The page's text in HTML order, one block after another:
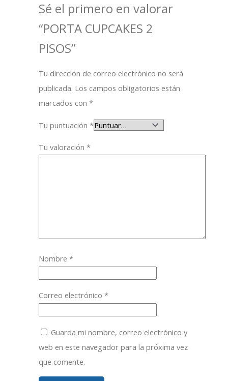
Sé el primero en valorar
“PORTA CUPCAKES 2
PISOS”
Tu dirección de correo electrónico no será
publicada. Los campos obligatorios están
marcados con*
Tu puntuación*
Tu valoración*
Nombre*
Correo electrónico*
Guarda mi nombre, correo electrónico y
web en este navegador para la próxima vez
que comente.